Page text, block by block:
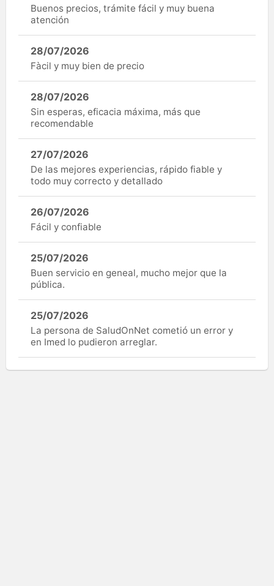
Buenos precios, trámite fácil y muy buena
atención
28/07/2026
Fàcil y muy bien de precio
28/07/2026
Sin esperas, eficacia máxima, más que
recomendable
27/07/2026
De las mejores experiencias, rápido fiable y
todo muy correcto y detallado
26/07/2026
Fácil y confiable
25/07/2026
Buen servicio en geneal, mucho mejor que la
pública.
25/07/2026
La persona de SaludOnNet cometió un error y
en Imed lo pudieron arreglar.